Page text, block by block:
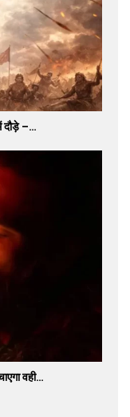
दौड़े –…
वही…